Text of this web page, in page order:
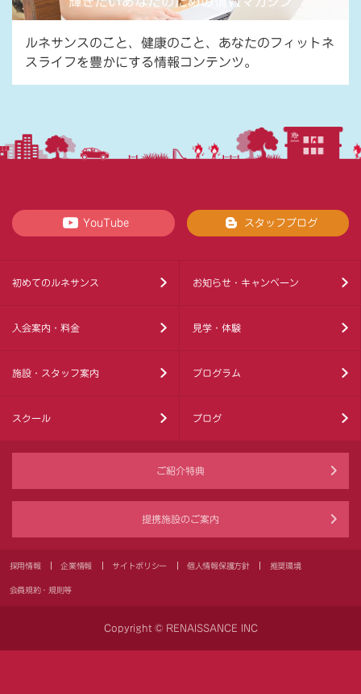
ルネサンスのこと、健康のこと、あなたのフィットネ
スライフを豊かにする情報コンテンツ。
YouTube スタッフブログ
初めてのルネサンス お知らせ・キャンペーン
入会案内・料金 見学・体験
施設・スタッフ案内 プログラム
スクール ブログ
ご紹介特典
提携施設のご案内
採用情報 企業情報 サイトポリシー 個人情報保護方針 推奨環境
会員規約・規則等
Copyright © RENAISSANCE INC